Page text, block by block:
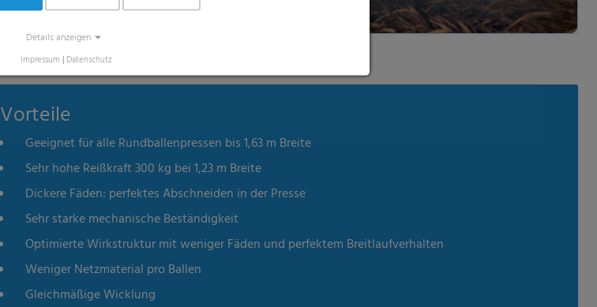
Vorteile
Geeignet für alle Rundballenpressen bis 1,63 m Breite
Sehr hohe Reißkraft 300 kg bei 1,23 m Breite
Dickere Fäden: perfektes Abschneiden in der Presse
Sehr starke mechanische Beständigkeit
Optimierte Wirkstruktur mit weniger Fäden und perfektem Breitlaufverhalten
Weniger Netzmaterial pro Ballen
Gleichmäßige Wicklung